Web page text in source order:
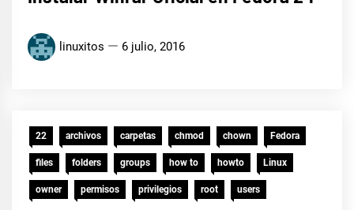
linuxitos 6 julio, 2016
22 archivos carpetas chmod chown Fedora
files folders groups how to howto Linux
owner permisos privilegios root users